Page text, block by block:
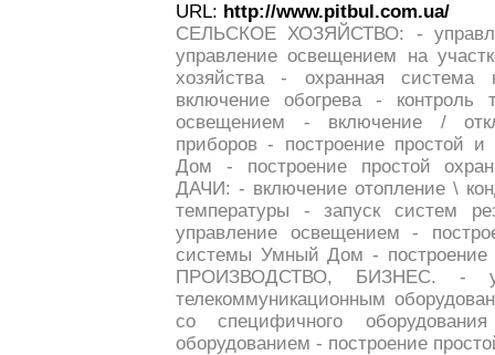
URL: http://www.pitbul.com.ua/
СЕЛЬСКОЕ ХОЗЯЙСТВО: -
управление освещением на
хозяйства - охранная
включение обогрева - контроль
освещением - включение /
приборов - построение простой
Дом - построение простой
ДАЧИ: - включение отопление \
температуры - запуск систем
управление освещением -
системы Умный Дом - построение
ПРОИЗВОДСТВО, БИЗНЕС. -
телекоммуникационным
со специфичного
оборудованием - построение